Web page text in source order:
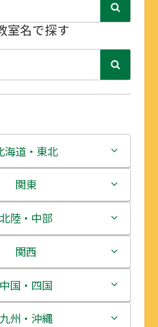
室名で探す
海道・東北
北海道
青森県
岩手県
宮城県
秋田県
関東
茨城県
栃木県
群馬県
埼玉県
北陸・中部
新潟県
富山県
石川県
関西
三重県
滋賀県
中国・四国
鳥取県
九州・沖縄